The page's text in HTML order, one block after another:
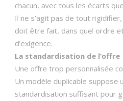
chacun, avec tous les écarts
Il ne s’agit pas de tout
doit être fait, dans quel ordre
d’exigence.
La standardisation de l’offre
Une offre trop personnalisée
Un modèle duplicable suppose
standardisation suffisant pour